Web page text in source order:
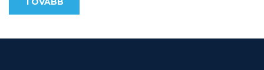
Eredményhirdetés 13:00 órakor a HE-DO
1 személy tartózkodhat. A versenyre